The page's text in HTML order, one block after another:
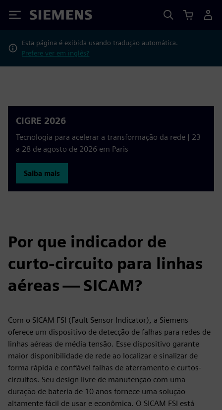
Siemens
Esta página é exibida usando tradução automática.
Prefere ver em inglês?
CIGRE 2026
Tecnologia para acelerar a transformação da rede | 23
a 28 de agosto de 2026 em Paris
Saiba mais
Por que indicador de
curto-circuito para linhas
aéreas — SICAM?
Com o SICAM FSI (Fault Sensor Indicator), a Siemens
oferece um dispositivo de detecção de falhas para redes de
linhas aéreas de média tensão. Esse dispositivo garante
maior disponibilidade de rede ao localizar e sinalizar de
forma rápida e confiável falhas de aterramento e curtos-
circuitos. Seu design livre de manutenção com uma
duração de bateria de 10 anos fornece uma solução
altamente fácil de usar e econômica. O SICAM FSI está